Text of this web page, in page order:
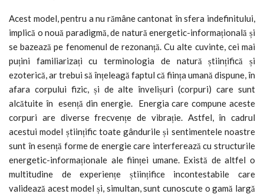
Acest model, pentru a nu rămâne cantonat în sfera indefinitului,
implică o nouă paradigmă, de natură energetic-informațională și
se bazează pe fenomenul de rezonanță. Cu alte cuvinte, cei mai
puțini familiarizați cu terminologia de natură științifică și
ezoterică, ar trebui să înțeleagă faptul că ființa umană dispune, în
afara corpului fizic, și de alte învelișuri (corpuri) care sunt
alcătuite în esență din energie. Energia care compune aceste
corpuri are diverse frecvențe de vibrație. Astfel, în cadrul
acestui model științific toate gândurile și sentimentele noastre
sunt în esență forme de energie care interferează cu structurile
energetic-informaționale ale ființei umane. Există de altfel o
multitudine de experiențe științifice incontestabile care
validează acest model și, simultan, sunt cunoscute o gamă largă